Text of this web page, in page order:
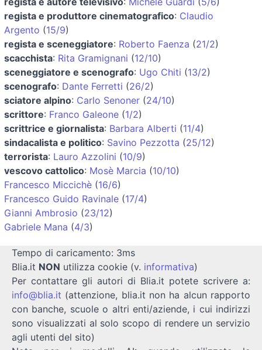
regista e produttore cinematografico: Claudio
Argento (15/9)
regista e sceneggiatore: Roberto Faenza (21/2)
scacchista: Rita Gramignani (12/10)
sceneggiatore e scenografo: Ugo Chiti (13/2)
scenografo: Dante Ferretti (26/2)
sciatore alpino: Carlo Senoner (24/10)
scrittore: Franco Galeone (1/2)
scrittrice e giornalista: Barbara Alberti (11/4)
sindacalista e politico: Savino Pezzotta (25/12)
terrorista: Lauro Azzolini (10/9)
vescovo cattolico: Mosè Marcia (10/10)
Francesco Miccichè (16/6)
Francesco Guido Ravinale (17/4)
Gianni Ambrosio (23/12)
Gabriele Mana (4/3)
Tempo di caricamento: 3ms
Blia.it NON utilizza cookie (v. informativa)
Per contattare gli autori di Blia.it potete scrivere a:
info@blia.it (attenzione, blia.it non ha alcun rapporto
con banche, scuole o altri enti/aziende, i cui indirizzi
sono visualizzati al solo scopo di rendere un servizio
agli utenti del sito)